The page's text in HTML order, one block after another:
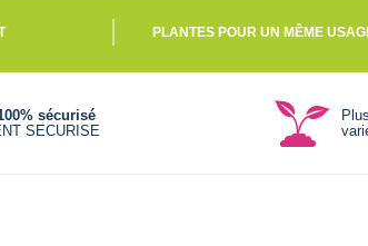
PLANTES POUR UN MÊME
sécurisé
SECURISE